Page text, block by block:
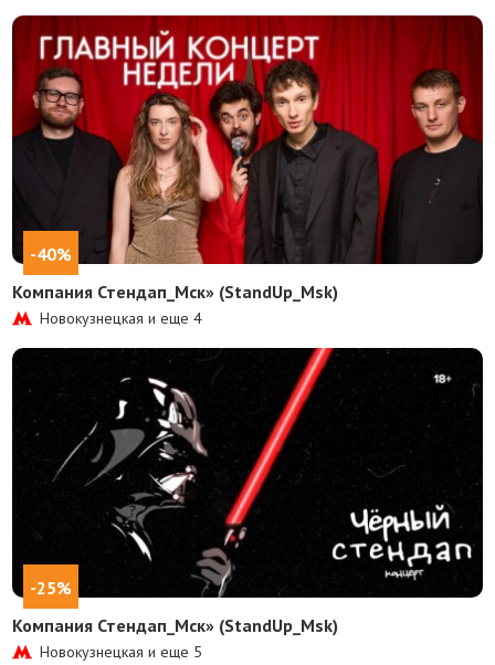
-40%
Компания Стендап_Мск» (StandUp_Msk)
Новокузнецкая и еще4
-25%
Компания Стендап_Мск» (StandUp_Msk)
Новокузнецкая и еще 5